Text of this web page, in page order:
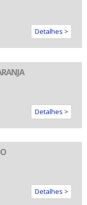
Detalhes >
Detalhes >
Detalhes >